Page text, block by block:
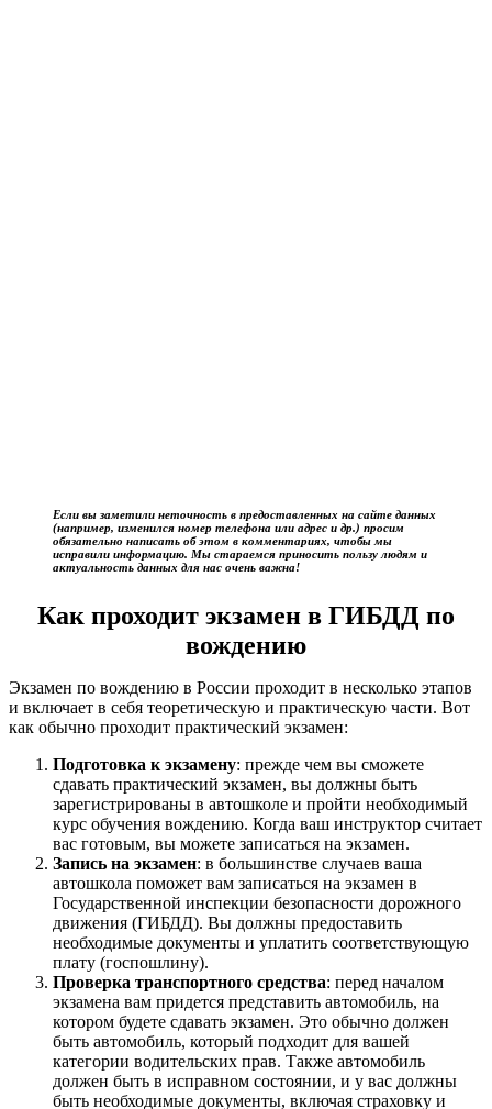
Если вы заметили неточность в предоставленных на сайте данных
(например, изменился номер телефона или адрес и др.) просим
обязательно написать об этом в комментариях, чтобы мы
исправили информацию. Мы стараемся приносить пользу людям и
актуальность данных для нас очень важна!
Как проходит экзамен в ГИБДД по
вождению
Экзамен по вождению в России проходит в несколько этапов
и включает в себя теоретическую и практическую части. Вот
как обычно проходит практический экзамен:
Подготовка к экзамену: прежде чем вы сможете
сдавать практический экзамен, вы должны быть
зарегистрированы в автошколе и пройти необходимый
курс обучения вождению. Когда ваш инструктор считает
вас готовым, вы можете записаться на экзамен.
Запись на экзамен: в большинстве случаев ваша
автошкола поможет вам записаться на экзамен в
Государственной инспекции безопасности дорожного
движения (ГИБДД). Вы должны предоставить
необходимые документы и уплатить соответствующую
плату (госпошлину).
Проверка транспортного средства: перед началом
экзамена вам придется представить автомобиль, на
котором будете сдавать экзамен. Это обычно должен
быть автомобиль, который подходит для вашей
категории водительских прав. Также автомобиль
должен быть в исправном состоянии, и у вас должны
быть необходимые документы, включая страховку и